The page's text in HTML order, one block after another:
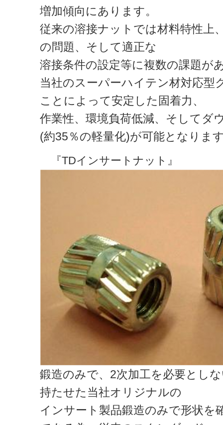
増加傾向にあります。
従来の溶接ナットでは材料特性上
の問題、そして適正な
溶接条件の設定等に複数の課題が
当社のスーパーハイテン材対応型
ことによって安定した固着力、
作業性、環境負荷低減、そしてダ
(約35％の軽量化)が可能となりま
『TDインサートナット』
鍛造のみで、2次加工を必要とし
持たせた当社オリジナルの
インサート製品鍛造のみで形状を